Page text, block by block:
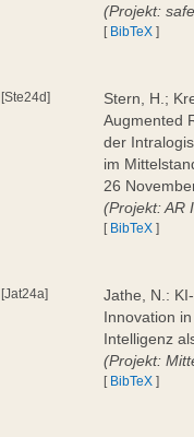
(Projekt:
[ BibTeX ]
[Ste24d]
Stern, H.;
Augmented
der
im
26
(Projekt: AR
[ BibTeX ]
[Jat24a]
Jathe, N.:
Innovation
Intelligenz
(Projekt:
[ BibTeX ]